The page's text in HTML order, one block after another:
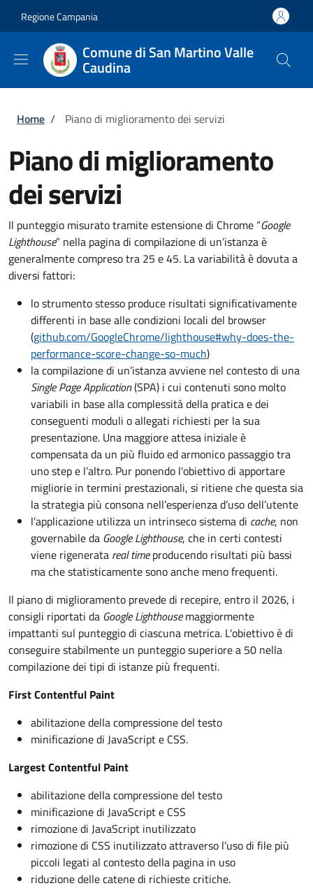
Regione Campania
Comune di San Martino Valle
Caudina
Briciole di pane
Home / Piano di miglioramento dei servizi
Piano di miglioramento
dei servizi
Il punteggio misurato tramite estensione di Chrome “Google
Lighthouse” nella pagina di compilazione di un’istanza è
generalmente compreso tra 25 e 45. La variabilità è dovuta a
diversi fattori:
lo strumento stesso produce risultati significativamente
differenti in base alle condizioni locali del browser
(github.com/GoogleChrome/lighthouse#why-does-the-
performance-score-change-so-much)
la compilazione di un’istanza avviene nel contesto di una
Single Page Application(SPA) i cui contenuti sono molto
variabili in base alla complessità della pratica e dei
conseguenti moduli o allegati richiesti per la sua
presentazione. Una maggiore attesa iniziale è
compensata da un più fluido ed armonico passaggio tra
uno step e l’altro. Pur ponendo l'obiettivo di apportare
migliorie in termini prestazionali, si ritiene che questa sia
la strategia più consona nell’esperienza d’uso dell’utente
l’applicazione utilizza un intrinseco sistema di cache, non
governabile da Google Lighthouse, che in certi contesti
viene rigenerata real timeproducendo risultati più bassi
ma che statisticamente sono anche meno frequenti.
Il piano di miglioramento prevede di recepire, entro il 2026, i
consigli riportati da Google Lighthousemaggiormente
impattanti sul punteggio di ciascuna metrica. L'obiettivo è di
conseguire stabilmente un punteggio superiore a 50 nella
compilazione dei tipi di istanze più frequenti.
First Contentful Paint
abilitazione della compressione del testo
minificazione di JavaScript e CSS.
Largest Contentful Paint
abilitazione della compressione del testo
minificazione di JavaScript e CSS
rimozione di JavaScript inutilizzato
rimozione di CSS inutilizzato attraverso l’uso di file più
piccoli legati al contesto della pagina in uso
riduzione delle catene di richieste critiche.